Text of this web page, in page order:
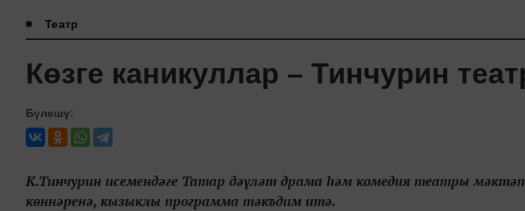
Театр
Көзге каникуллар – Тинчурин
Бүлешү:
К.Тинчурин исемендәге Татар дәүләт драма һәм комедия театры мәктәп
көннәренә, кызыклы программа тәкъдим итә.